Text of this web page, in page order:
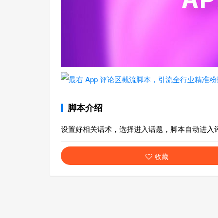
脚本介绍
设置好相关话术，选择进入话题，脚本自动进
收藏